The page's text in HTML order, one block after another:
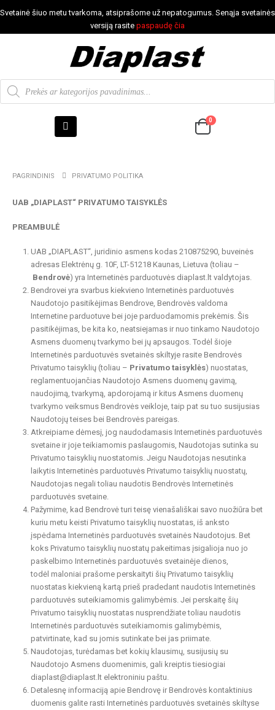
Svetainė šiuo metu tvarkoma, atsiprašome už nepatogumus. Senąja svetainės
versiją rasite paspaudę čia
0
PAGRINDINIS PRIVATUMO POLITIKA
UAB „DIAPLAST“ PRIVATUMO TAISYKLĖS
PREAMBULĖ
UAB „DIAPLAST“, juridinio asmens kodas 210875290, buveinės
adresas Elektrėnų g. 10F, LT-51218 Kaunas, Lietuva (toliau –
Bendrovė) yra Internetinės parduotuvės diaplast.lt valdytojas.
Bendrovei yra svarbus kiekvieno Internetinės parduotuvės
Naudotojo pasitikėjimas Bendrove, Bendrovės valdoma
Internetine parduotuve bei joje parduodamomis prekėmis. Šis
pasitikėjimas, be kita ko, neatsiejamas ir nuo tinkamo Naudotojo
Asmens duomenų tvarkymo bei jų apsaugos. Todėl šioje
Internetinės parduotuvės svetainės skiltyje rasite Bendrovės
Privatumo taisyklių (toliau – Privatumo taisyklės) nuostatas,
reglamentuojančias Naudotojo Asmens duomenų gavimą,
naudojimą, tvarkymą, apdorojamą ir kitus Asmens duomenų
tvarkymo veiksmus Bendrovės veikloje, taip pat su tuo susijusias
Naudotojų teises bei Bendrovės pareigas.
Atkreipiame dėmesį, jog naudodamasis Internetinės parduotuvės
svetaine ir joje teikiamomis paslaugomis, Naudotojas sutinka su
Privatumo taisyklių nuostatomis. Jeigu Naudotojas nesutinka
laikytis Internetinės parduotuvės Privatumo taisyklių nuostatų,
Naudotojas negali toliau naudotis Bendrovės Internetinės
parduotuvės svetaine.
Pažymime, kad Bendrovė turi teisę vienašališkai savo nuožiūra bet
kuriu metu keisti Privatumo taisyklių nuostatas, iš anksto
įspėdama Internetinės parduotuvės svetainės Naudotojus. Bet
koks Privatumo taisyklių nuostatų pakeitimas įsigalioja nuo jo
paskelbimo Internetinės parduotuvės svetainėje dienos,
todėl maloniai prašome perskaityti šių Privatumo taisyklių
nuostatas kiekvieną kartą prieš pradedant naudotis Internetinės
parduotuvės suteikiamomis galimybėmis. Jei perskaitę šių
Privatumo taisyklių nuostatas nusprendžiate toliau naudotis
Internetinės parduotuvės suteikiamomis galimybėmis,
patvirtinate, kad su jomis sutinkate bei jas priimate.
Naudotojas, turėdamas bet kokių klausimų, susijusių su
Naudotojo Asmens duomenimis, gali kreiptis tiesiogiai
diaplast@diaplast.lt elektroniniu paštu.
Detalesnę informaciją apie Bendrovę ir Bendrovės kontaktinius
duomenis galite rasti Internetinės parduotuvės svetainės skiltyse